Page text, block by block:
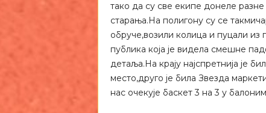
тако да су све екипе донеле
старања.На полигону су се
обруче,возили колица и пуцали
публика која је видела смешне
детаља.На крају најспретнија је
место,друго је била Звезда
нас очекује баскет 3 на 3 у